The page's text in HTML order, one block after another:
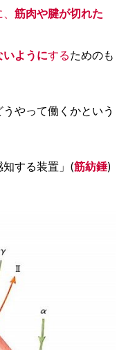
筋肉や腱が切れた
ようにするためのも
やって働くかという
する装置」(筋紡錘)